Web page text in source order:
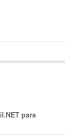
para